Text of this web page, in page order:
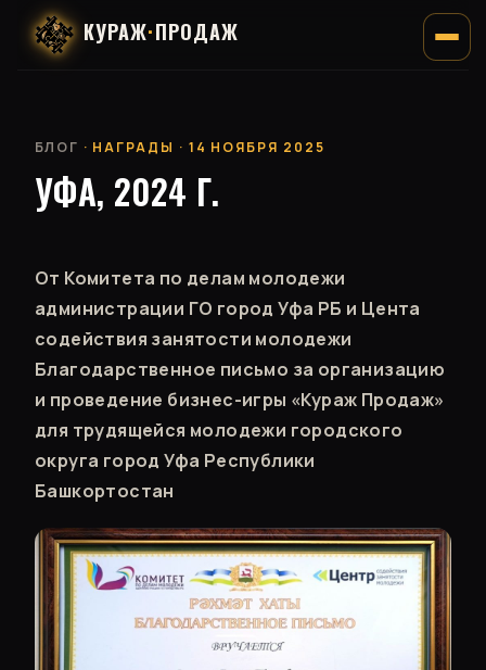
КУРАЖ·ПРОДАЖ
БЛОГ · НАГРАДЫ · 14 НОЯБРЯ 2025
УФА, 2024 Г.
От Комитета по делам молодежи
администрации ГО город Уфа РБ и Цента
содействия занятости молодежи
Благодарственное письмо за организацию
и проведение бизнес-игры «Кураж Продаж»
для трудящейся молодежи городского
округа город Уфа Республики
Башкортостан